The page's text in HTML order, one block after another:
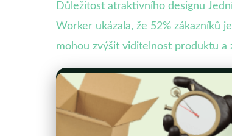
Důležitost atraktivního designu
Worker ukázala, že 52% zákazníků
mohou zvýšit viditelnost produktu a